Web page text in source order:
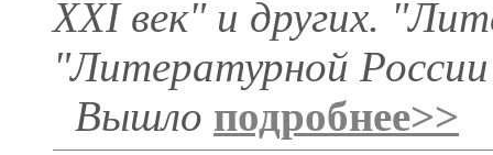
XXI век" и других.
"Литературной
Вышло подробнее>>